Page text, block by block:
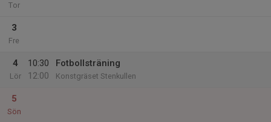
Tor
3
Fre
4
Lör
10:30
12:00
Fotbollsträning
Konstgräset Stenkullen
5
Sön